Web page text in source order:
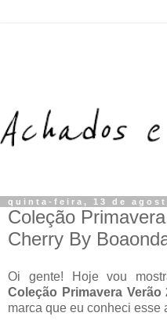
quinta-feira, 13 de
Coleção
Cherry By
Oi gente! Hoje vou
Coleção Primavera
marca que eu conheci esse